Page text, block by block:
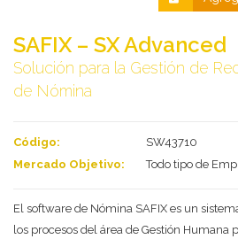
Deseo recibir
Servicios similares al
SAFIX – SX Advanced
Solución para la Gestión de
de Nómina
Código:
SW43710
Mercado Objetivo:
Todo tipo de
El software de Nómina SAFIX es un
los procesos del área de Gestión